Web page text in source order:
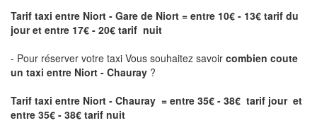
Tarif taxi entre Niort - Gare de Niort = entre 10€ - 13€ tarif du
jour et entre 17€ - 20€ tarif nuit
- Pour réserver votre taxi Vous souhaitez savoir combien coute
un taxi entre Niort - Chauray ?
Tarif taxi entre Niort - Chauray = entre 35€ - 38€ tarif jour et
entre 35€ - 38€ tarif nuit